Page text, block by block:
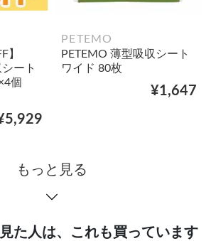
】
ート
個
PETEMO
PETEMO 薄型吸収シート
ワイド 80枚
¥1,647
もっと見る
た人は、これも買っています